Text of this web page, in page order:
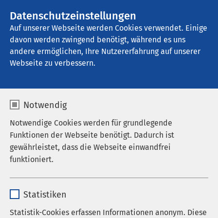
Datenschutzeinstellungen
Auf unserer Webseite werden Cookies verwendet. Einige
davon werden zwingend benötigt, während es uns
andere ermöglichen, Ihre Nutzererfahrung auf unserer
Webseite zu verbessern.
Notwendig
Notwendige Cookies werden für grundlegende
Funktionen der Webseite benötigt. Dadurch ist
gewährleistet, dass die Webseite einwandfrei
funktioniert.
Anbieter sgalinski
Statistiken
Statistik-Cookies erfassen Informationen anonym. Diese
AMEOS Poliklinikum Aschersleben
Praxis für Chirurgie
Willkommen in derPraxis für Chirurgie von Dr.
med. Peter Böttcher
wohlfühlen und bieten Ihnen eine kompetente
Behandlung in einer freundlichen Atmosphäre.